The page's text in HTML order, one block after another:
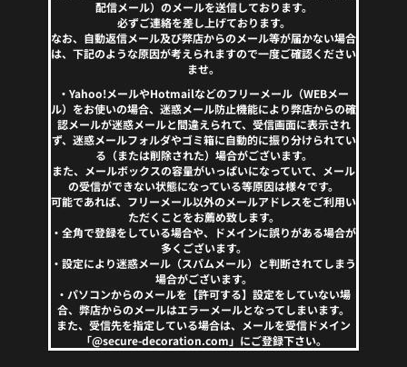
配信メール）のメールを送信しております。
必ずご連絡を差し上げております。
なお、自動返信メール及び弊店からのメール等が届かない場合
は、下記のような原因が考えられますので一度ご確認ください
ませ。
・Yahoo!メールやHotmailなどのフリーメール（WEBメー
ル）をお使いの場合、迷惑メール防止機能により弊店からの確
認メールが迷惑メールと間違えられて、受信画面に表示され
ず、迷惑メールフォルダやゴミ箱に自動的に振り分けられてい
る（または削除された）場合がございます。
また、メールボックスの容量がいっぱいになっていて、メール
の受信ができない状態になっている等原因は様々です。
可能であれば、フリーメール以外のメールアドレスをご利用い
ただくことをお薦め致します。
・全角で登録をしている場合や、ドメインに誤りがある場合が
多くございます。
・設定により迷惑メール（スパムメール）と判断されてしまう
場合がございます。
・パソコンからのメールを【許可する】設定をしていない場
合、弊店からのメールはエラーメールとなってしまいます。
また、受信先を指定している場合は、メールを受信ドメイン
「@secure-decoration.com」にご登録下さい。